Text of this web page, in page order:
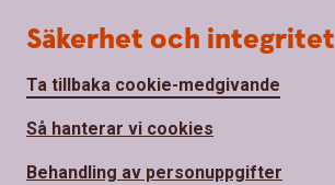
Säkerhet och integritet
Ta tillbaka cookie-medgivande
Så hanterar vi cookies
Behandling av personuppgifter